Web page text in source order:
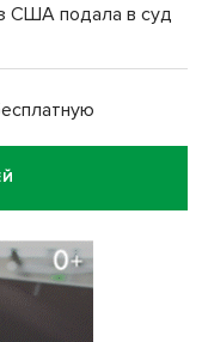
США подала в суд
25 тысяч
в